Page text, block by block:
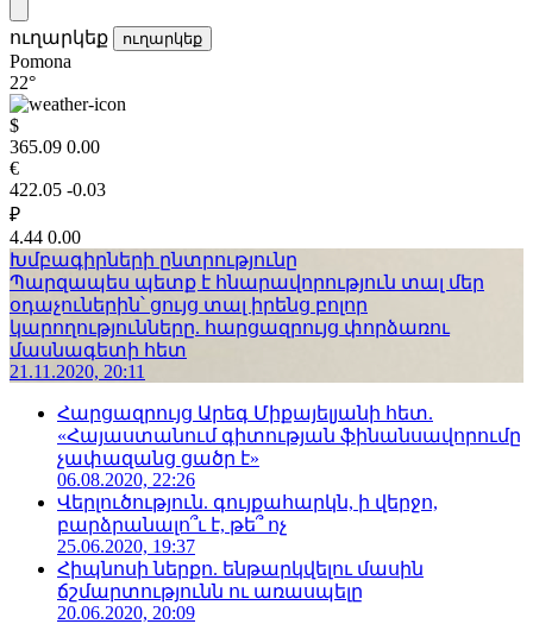
ուղարկեք ուղարկեք
Pomona
22°
$
365.09 0.00
€
422.05 -0.03
₽
4.44 0.00
Խմբագիրների ընտրությունը
Պարզապես պետք է հնարավորություն տալ մեր
օդաչուներին՝ ցույց տալ իրենց բոլոր
կարողությունները. հարցազրույց փորձառու
մասնագետի հետ
21.11.2020, 20:11
Հարցազրույց Արեգ Միքայելյանի հետ.
«Հայաստանում գիտության ֆինանսավորումը
չափազանց ցածր է»
06.08.2020, 22:26
Վերլուծություն. գույքահարկն, ի վերջո,
բարձրանալո՞ւ է, թե՞ ոչ
25.06.2020, 19:37
Հիպնոսի ներքո. ենթարկվելու մասին
ճշմարտությունն ու առասպելը
20.06.2020, 20:09